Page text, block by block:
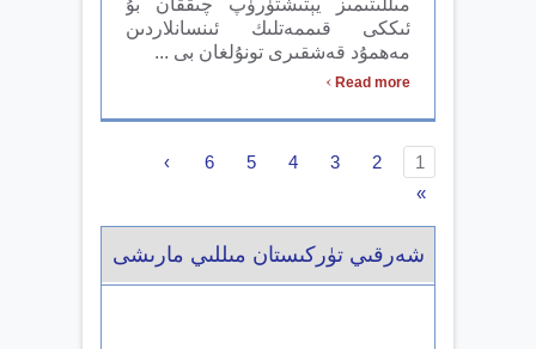
ئىككى قىممەتلىك ئىنسانلاردىن
مەھمۇد قەشقىرى تونۇلغان بى ...
Read more
›
1
2
3
4
5
6
›
»
شەرقىي تۈركىستان مىللىي مارىشى